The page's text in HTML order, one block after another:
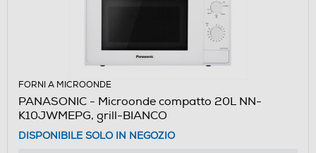
FORNI A MICROONDE
PANASONIC - Microonde compatto 20L NN-
K10JWMEPG, grill-BIANCO
DISPONIBILE SOLO IN NEGOZIO